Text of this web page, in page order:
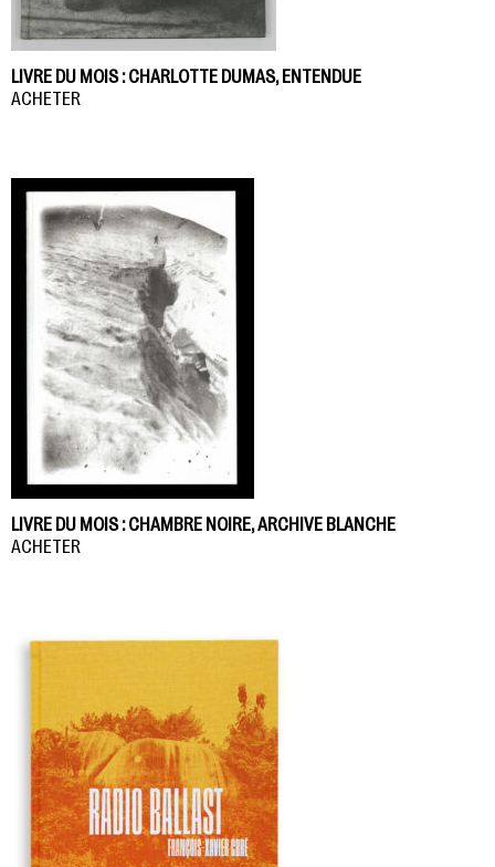
LIVRE DU MOIS : CHARLOTTE DUMAS, ENTENDUE
ACHETER
LIVRE DU MOIS : CHAMBRE NOIRE, ARCHIVE BLANCHE
ACHETER